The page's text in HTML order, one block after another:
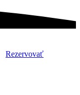
Rezervovať